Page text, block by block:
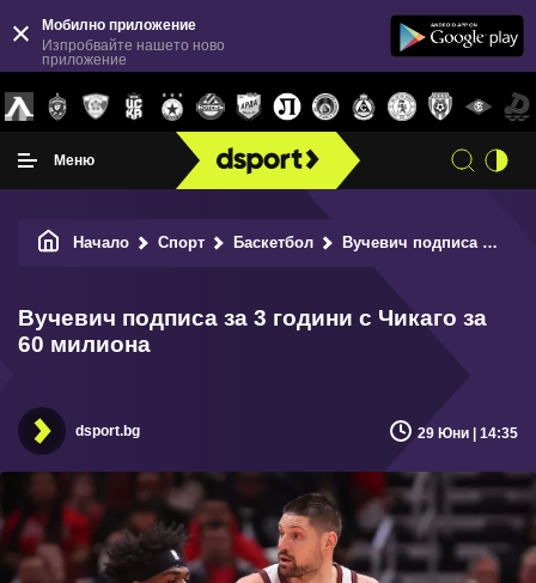
Мобилно приложение
Изпробвайте нашето ново
приложение
Меню
Начало Спорт Баскетбол Вучевич подписа за 3 години с Чикаго за 60 милиона
Вучевич подписа за 3 години с Чикаго за
60 милиона
dsport.bg 29 Юни | 14:35